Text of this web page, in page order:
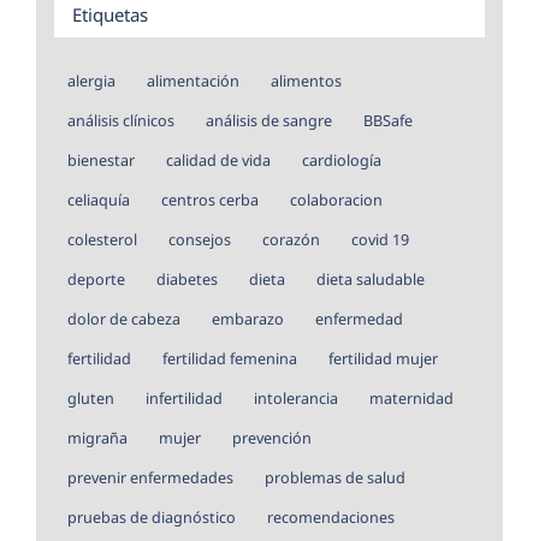
Etiquetas
alergia alimentación
alimentos
análisis clínicos
análisis de sangre
BBSafe
bienestar
calidad de vida
cardiología
celiaquía
centros cerba
colaboracion
colesterol
consejos corazón
covid 19
deporte
diabetes dieta
dieta saludable
dolor de cabeza
embarazo
enfermedad
fertilidad
fertilidad femenina
fertilidad mujer
gluten
infertilidad intolerancia
maternidad
migraña
mujer
prevención
prevenir enfermedades
problemas de salud
pruebas de diagnóstico
recomendaciones